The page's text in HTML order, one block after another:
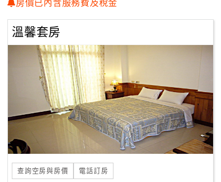
務
度
訂
單
管
房價已內含服務費及稅金
溫馨套房
查詢空房與房價 電話訂房